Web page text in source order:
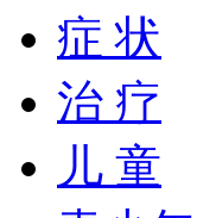
症 状
治 疗
儿 童